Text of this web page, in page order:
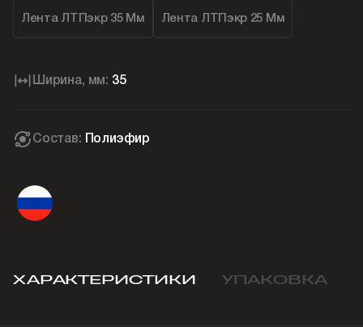
Лента ЛТПэкр 35 Мм Лента ЛТПэкр 25 Мм
Ширина, мм: 35
Состав: Полиэфир
ХАРАКТЕРИСТИКИ УПАКОВКА